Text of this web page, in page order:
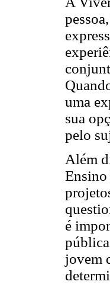
uma
sua
pelo
Além
Ensino
é
jovem